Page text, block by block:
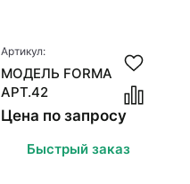
Артикул:
МОДЕЛЬ FORMA
АРТ.42
Цена по запросу
Быстрый заказ